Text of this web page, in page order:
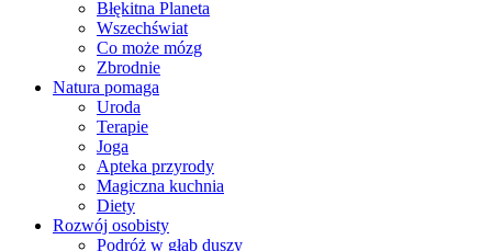
Błękitna Planeta
Wszechświat
Co może mózg
Zbrodnie
Natura pomaga
Uroda
Terapie
Joga
Apteka przyrody
Magiczna kuchnia
Diety
Rozwój osobisty
Podróż w głąb duszy